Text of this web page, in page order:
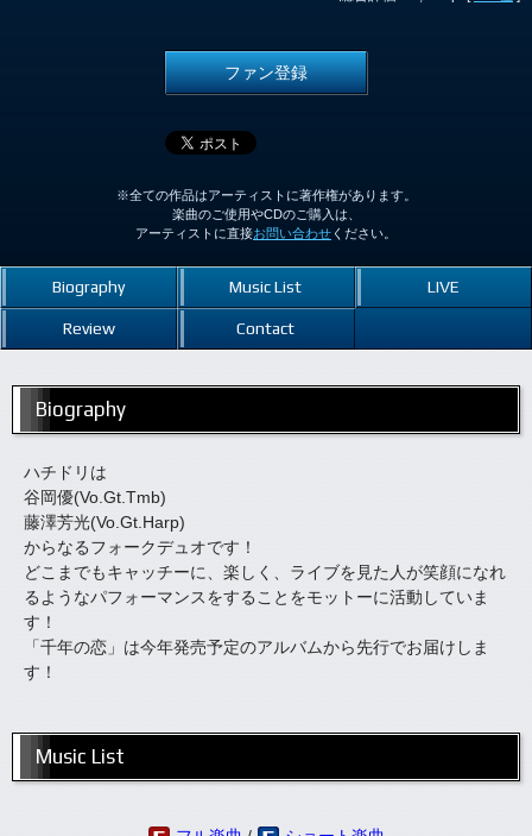
ファン登録
※全ての作品はアーティストに著作権があります。
楽曲のご使用やCDのご購入は、
アーティストに直接お問い合わせ ください。
Biography Music List LIVE
Review Contact
Biography
ハチドリは
谷岡優(Vo.Gt.Tmb)
藤澤芳光(Vo.Gt.Harp)
からなるフォークデュオです！
どこまでもキャッチーに、楽しく、ライブを見た人が笑顔になれ
るようなパフォーマンスをすることをモットーに活動していま
す！
「千年の恋」は今年発売予定のアルバムから先行でお届けしま
す！
Music List